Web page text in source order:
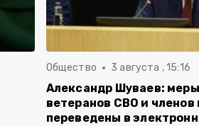
Общество 3 августа , 15:16
Александр Шуваев:
ветеранов СВО и членов
переведены в